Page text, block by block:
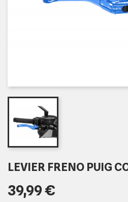
LEVIER FRENO PUIG
39,99 €